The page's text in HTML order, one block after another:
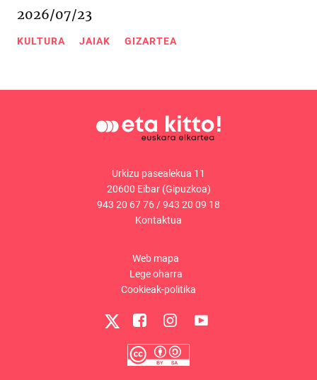
2026/07/23
KULTURA JAIAK GIZARTEA
Urkizu pasealekua 11
20600 Eibar (Gipuzkoa)
943 20 67 76 /943 20 09 18
Kontaktua
Web mapa
Lege oharra
Cookieak-politika